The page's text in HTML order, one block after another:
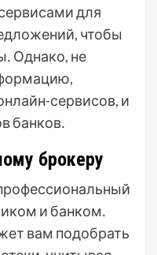
для
чтобы
Однако, не
сервисов, и
банков․
брокеру
и банком․
вам подобрать